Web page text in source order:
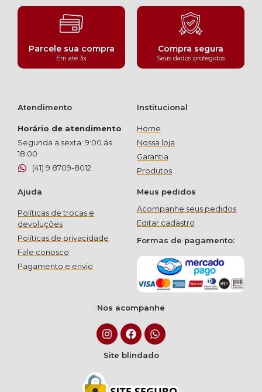
Parcele sua compra
Em até 3x
Compra segura
Seus dados protegidos
Atendimento
Horário de atendimento
Segunda a sexta: 9:00 ás
18:00
(41) 9 8709-8012
Institucional
Home
Nossa loja
Garantia
Produtos
Ajuda
Políticas de trocas e
devoluções
Políticas de privacidade
Fale conosco
Pagamento e envio
Meus pedidos
Acompanhe seus pedidos
Editar cadastro
Formas de pagamento:
Nos acompanhe
Site blindado